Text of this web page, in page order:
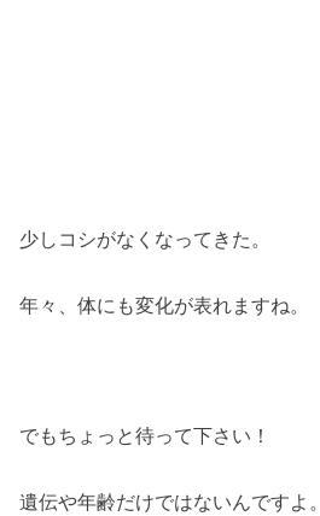
少しコシがなくなってきた。
年々、体にも変化が表れますね。
でもちょっと待って下さい！
遺伝や年齢だけではないんですよ。